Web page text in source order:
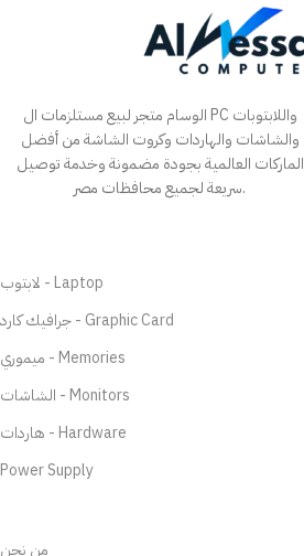
الوسام متجر لبيع مستلزمات ال PC واللابتوبات
والشاشات والهاردات وكروت الشاشة من أفضل
الماركات العالمية بجودة مضمونة وخدمة توصيل
سريعة لجميع محافظات مصر.
لابتوب - Laptop
جرافيك كارد - Graphic Card
ميموري - Memories
الشاشات - Monitors
هاردات - Hardware
Power Supply
من نحن